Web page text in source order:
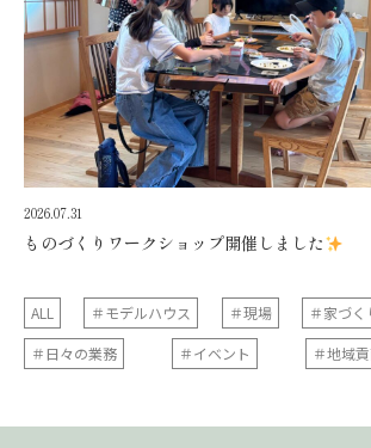
2026.07.31
ものづくりワークショップ開催しました
ALL ＃モデルハウス ＃現場 ＃家づく
＃日々の業務
＃イベント ＃地域